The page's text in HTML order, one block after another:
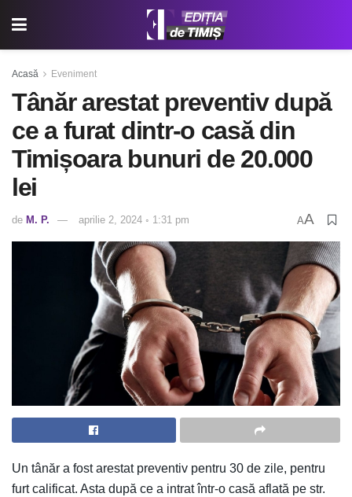
Acasă Eveniment
Tânăr arestat preventiv după
ce a furat dintr-o casă din
Timișoara bunuri de 20.000
lei
de M. P. aprilie 2, 2024 ◦ 1:31 pm AA
Un tânăr a fost arestat preventiv pentru 30 de zile, pentru
furt calificat. Asta după ce a intrat într-o casă aflată pe str.